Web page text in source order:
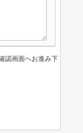
認画面へお進み下